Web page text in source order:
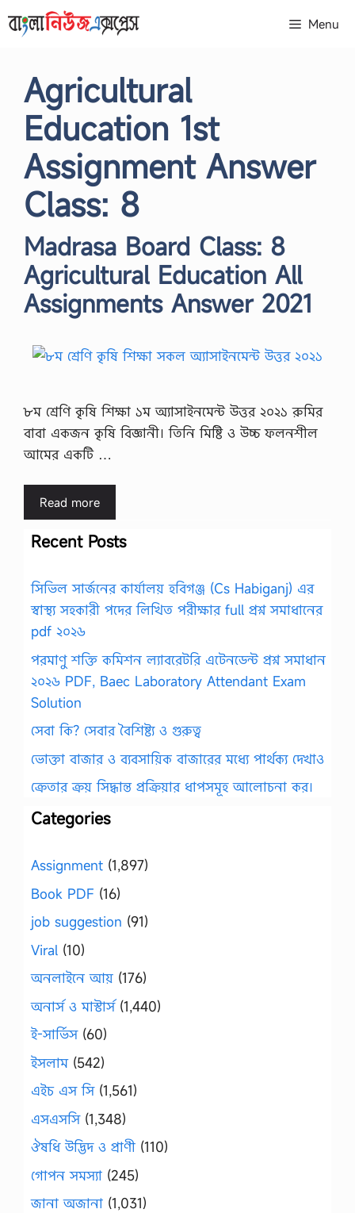
to
Menu
Agricultural
Education 1st
Assignment Answer
Class: 8
Madrasa Board Class: 8
Agricultural Education All
Assignments Answer 2021
৮ম শ্রেণি কৃষি শিক্ষা ১ম অ্যাসাইনমেন্ট উত্তর ২০২১ রুমির
বাবা একজন কৃষি বিজ্ঞানী। তিনি মিষ্টি ও উচ্চ ফলনশীল
আমের একটি …
Read more
Recent Posts
সিভিল সার্জনের কার্যালয় হবিগঞ্জ (Cs Habiganj) এর
স্বাস্থ্য সহকারী পদের লিখিত পরীক্ষার full প্রশ্ন সমাধানের
pdf ২০২৬
পরমাণু শক্তি কমিশন ল্যাবরেটরি এটেনডেন্ট প্রশ্ন সমাধান
২০২৬ PDF, Baec Laboratory Attendant Exam
Solution
সেবা কি? সেবার বৈশিষ্ট্য ও গুরুত্ব
ভোক্তা বাজার ও ব্যবসায়িক বাজারের মধ্যে পার্থক্য দেখাও
ক্রেতার ক্রয় সিদ্ধান্ত প্রক্রিয়ার ধাপসমূহ আলোচনা কর।
Categories
Assignment (1,897)
Book PDF (16)
job suggestion (91)
Viral (10)
অনলাইনে আয় (176)
অনার্স ও মাস্টার্স(1,440)
ই-সার্ভিস(60)
ইসলাম(542)
এইচ এস সি(1,561)
এসএসসি(1,348)
ঔষধি উদ্ভিদ ও প্রাণী (110)
গোপন সমস্যা (245)
জানা অজানা (1,031)